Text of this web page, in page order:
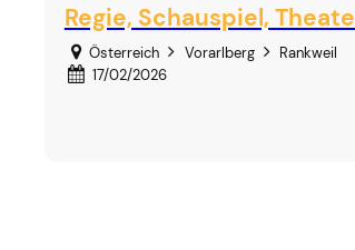
Regie, Schauspiel,
Österreich Vorarlberg
Rankweil
17/02/2026